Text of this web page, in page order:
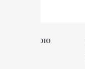
MOTION STUDIO